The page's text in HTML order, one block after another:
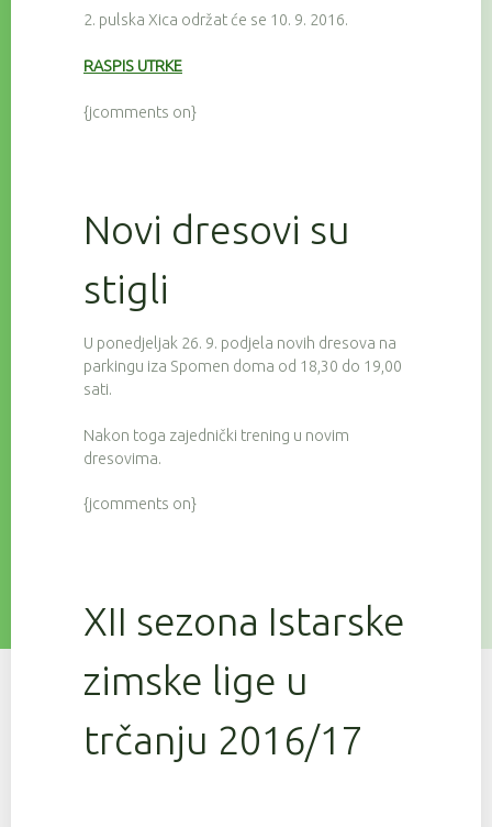
2. pulska Xica održat će se 10. 9. 2016.
RASPIS UTRKE
{jcomments on}
Novi dresovi su
stigli
U ponedjeljak 26. 9. podjela novih dresova na
parkingu iza Spomen doma od 18,30 do 19,00
sati.
Nakon toga zajednički trening u novim
dresovima.
{jcomments on}
XII sezona Istarske
zimske lige u
trčanju 2016/17